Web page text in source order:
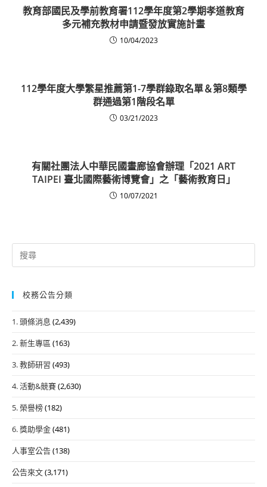
教育部國民及學前教育署112學年度第2學期孝道教育
多元補充教材申請暨發放實施計畫
10/04/2023
112學年度大學繁星推薦第1-7學群錄取名單＆第8類學
群通過第1階段名單
03/21/2023
有關社團法人中華民國畫廊協會辦理「2021 ART
TAIPEI 臺北國際藝術博覽會」之「藝術教育日」
10/07/2021
Search
for:
校務公告分類
1. 頭條消息 (2,439)
2. 新生專區 (163)
3. 教師研習 (493)
4. 活動&競賽(2,630)
5. 榮譽榜(182)
6. 獎助學金(481)
人事室公告(138)
公告來文(3,171)